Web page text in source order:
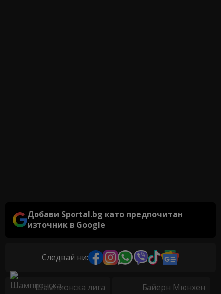
Добави Sportal.bg като предпочитан
източник в Google
Следвай ни:
Шампионска лига Байерн Мюнхен